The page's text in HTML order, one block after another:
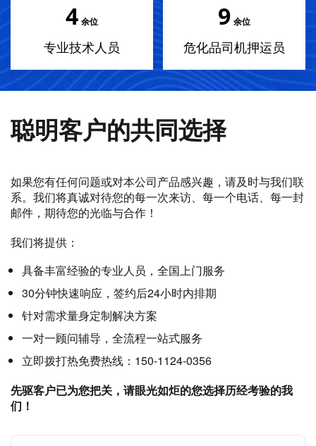
4 余位
专业技术人员
10 余位
危化品司机押运员
聪明客户的共同选择
如果您有任何问题或对本公司产品感兴趣，请及时与我们联
系。我们将真诚对待您的每一次来访、每一个电话、每一封
邮件，期待您的光临与合作！
我们将提供：
具备丰富经验的专业人员，全国上门服务
30分钟快速响应，签约后24小时内排期
针对需求量身定制解决方案
一对一顾问辅导，全流程一站式服务
立即拨打热免费热线：150-1124-0356
先驱客户已为您把关，请眼光如炬的您选择历经考验的我
们！